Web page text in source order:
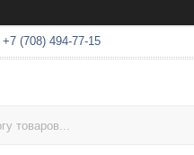
+7 (708) 494-77-15